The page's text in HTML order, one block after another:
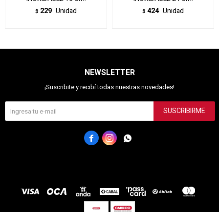
$ 229 Unidad $ 424 Unidad
NEWSLETTER
¡Suscribite y recibí todas nuestras novedades!
SUSCRIBIRME
  